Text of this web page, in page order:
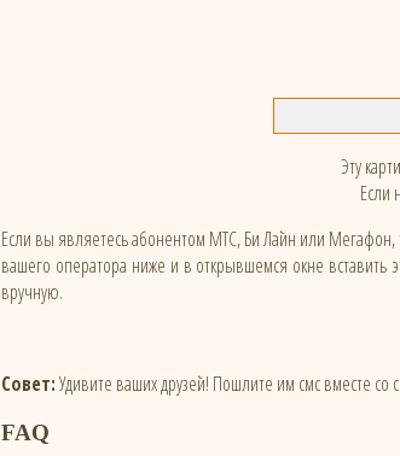
Эту
Если
Если вы являетесь абонентом МТС, Би Лайн или Мегафон,
вашего оператора ниже и в открывшемся окне вставить
вручную.
Совет:Удивите ваших друзей! Пошлите им смс вместе со
FAQ